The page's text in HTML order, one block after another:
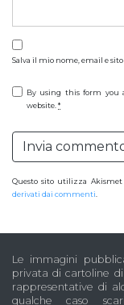
Salva il mio nome, email e
By using this form you
website. *
Questo sito utilizza
derivati dai commenti
Le immagini
privata di cartoline
rappresentative di
qualche caso